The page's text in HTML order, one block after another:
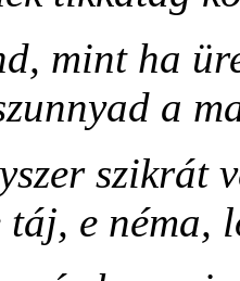
mint ha
a
szikrát
e néma,